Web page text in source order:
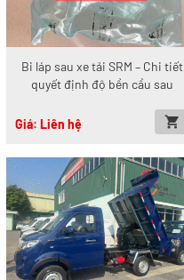
Bi láp sau xe tải SRM – Chi tiết
quyết định độ bền cầu sau
Giá: Liên hệ